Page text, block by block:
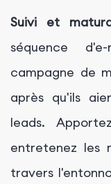
Suivi et
séquence
campagne de
après qu'ils
leads.
entretenez les
travers